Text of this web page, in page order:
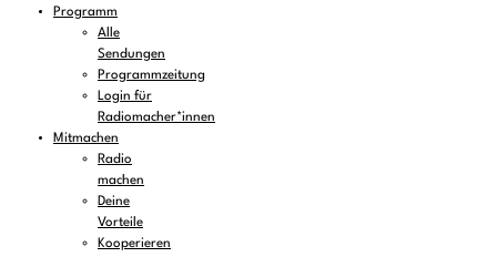
Programm
Alle
Sendungen
Programmzeitung
Login für
Radiomacher*innen
Mitmachen
Radio
machen
Deine
Vorteile
Kooperieren